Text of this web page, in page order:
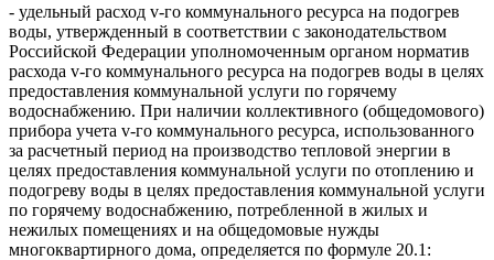
- удельный расход v-го коммунального ресурса на подогрев
воды, утвержденный в соответствии с законодательством
Российской Федерации уполномоченным органом норматив
расхода v-го коммунального ресурса на подогрев воды в целях
предоставления коммунальной услуги по горячему
водоснабжению. При наличии коллективного (общедомового)
прибора учета v-го коммунального ресурса, использованного
за расчетный период на производство тепловой энергии в
целях предоставления коммунальной услуги по отоплению и
подогреву воды в целях предоставления коммунальной услуги
по горячему водоснабжению, потребленной в жилых и
нежилых помещениях и на общедомовые нужды
многоквартирного дома, определяется по формуле 20.1: